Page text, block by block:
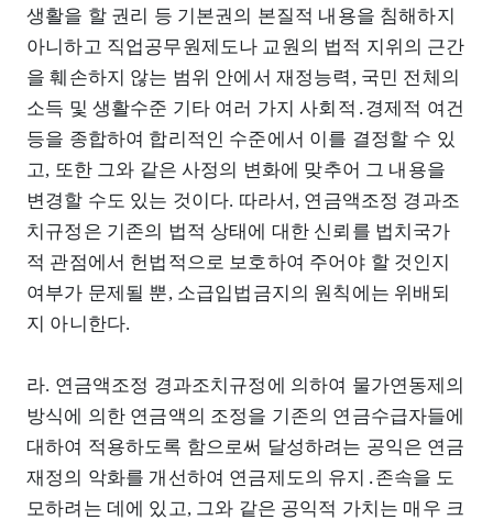
생활을 할 권리 등 기본권의 본질적 내용을 침해하지
아니하고 직업공무원제도나 교원의 법적 지위의 근간
을 훼손하지 않는 범위 안에서 재정능력, 국민 전체의
소득 및 생활수준 기타 여러 가지 사회적․경제적 여건
등을 종합하여 합리적인 수준에서 이를 결정할 수 있
고, 또한 그와 같은 사정의 변화에 맞추어 그 내용을
변경할 수도 있는 것이다. 따라서, 연금액조정 경과조
치규정은 기존의 법적 상태에 대한 신뢰를 법치국가
적 관점에서 헌법적으로 보호하여 주어야 할 것인지
여부가 문제될 뿐, 소급입법금지의 원칙에는 위배되
지 아니한다.
라. 연금액조정 경과조치규정에 의하여 물가연동제의
방식에 의한 연금액의 조정을 기존의 연금수급자들에
대하여 적용하도록 함으로써 달성하려는 공익은 연금
재정의 악화를 개선하여 연금제도의 유지․존속을 도
모하려는 데에 있고, 그와 같은 공익적 가치는 매우 크